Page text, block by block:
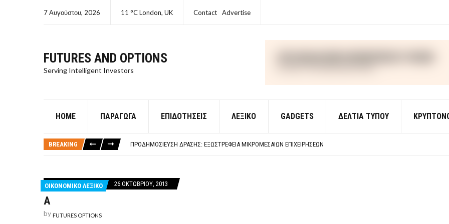
7 Αυγούστου, 2026 11 °C London, UK Contact Advertise
FUTURES AND OPTIONS
Serving Intelligent Investors
HOME ΠΑΡΆΓΩΓΑ ΕΠΙΔΟΤΉΣΕΙΣ ΛΕΞΙΚΌ GADGETS ΔΕΛΤΙΑ ΤΥΠΟΥ
BREAKING
ΠΡΟΔΗΜΟΣΊΕΥΣΗ ΔΡΆΣΗΣ: ΕΞΩΣΤΡΈΦΕΙΑ ΜΙΚΡΟΜΕΣΑΊΩΝ ΕΠΙΧΕΙΡΉΣΕΩΝ
ΤΑΜΕΊΟ ΜΙΚΡΟΠΙΣΤΏΣΕΩΝ ΣΥΧΝΈΣ ΕΡΩΤΉΣΕΙΣ ΑΠΑΝΤΉΣΕΙΣ
ΟΙΚΟΝΟΜΙΚΟ ΛΕΞΙΚΟ 26 ΟΚΤΩΒΡΊΟΥ, 2013
Α
by FUTURES OPTIONS